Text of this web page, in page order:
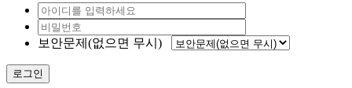
보안문제(없으면 무시)
로그인